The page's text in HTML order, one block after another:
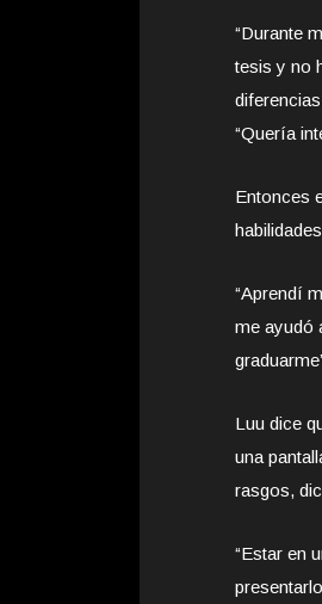
“Durante
tesis y no
“Quería
Entonces
“Aprendí
me ayudó
Luu dice
una
rasgos,
“Estar en